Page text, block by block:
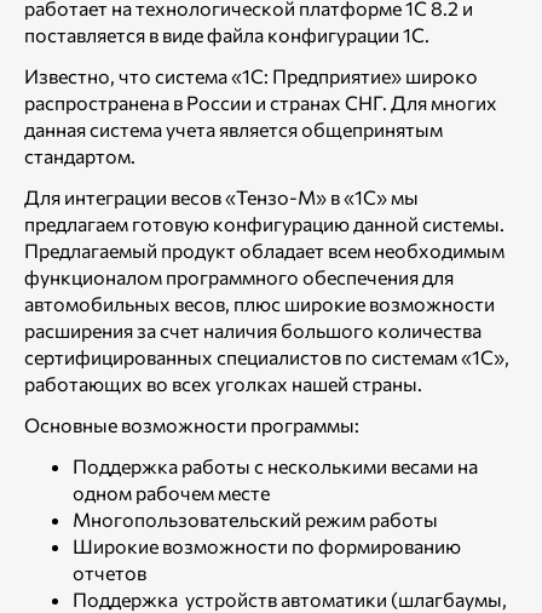
работает на технологической платформе 1С 8.2 и
поставляется в виде файла конфигурации 1С.
Известно, что система «1С: Предприятие» широко
распространена в России и странах СНГ. Для многих
данная система учета является общепринятым
стандартом.
Для интеграции весов «Тензо-М» в «1С» мы
предлагаем готовую конфигурацию данной системы.
Предлагаемый продукт обладает всем необходимым
функционалом программного обеспечения для
автомобильных весов, плюс широкие возможности
расширения за счет наличия большого количества
сертифицированных специалистов по системам «1С»,
работающих во всех уголках нашей страны.
Основные возможности программы:
Поддержка работы с несколькими весами на
одном рабочем месте
Многопользовательский режим работы
Широкие возможности по формированию
отчетов
Поддержка устройств автоматики (шлагбаумы,